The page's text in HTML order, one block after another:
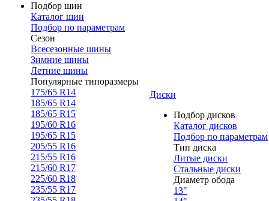
Подбор шин
Каталог шин
Подбор по параметрам
Сезон
Всесезонные шины
Зимние шины
Летние шины
Популярные типоразмеры
175/65 R14
185/65 R14
185/65 R15
195/60 R16
195/65 R15
205/55 R16
215/55 R16
215/60 R17
225/60 R18
235/55 R17
Диски
Подбор дисков
Каталог дисков
Подбор по параметрам
Тип диска
Литые диски
Стальные диски
Диаметр обода
13"